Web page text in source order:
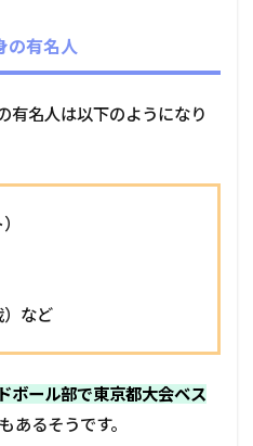
の有名人
有名人は以下のようになり
）など
ボール部で東京都大会ベス
もあるそうです。